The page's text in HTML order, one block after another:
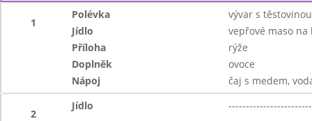
1
Polévka
vývar s těstovinou
Jídlo
vepřové maso na
Příloha
rýže
Doplněk
ovoce
Nápoj
čaj s medem,
2
Jídlo